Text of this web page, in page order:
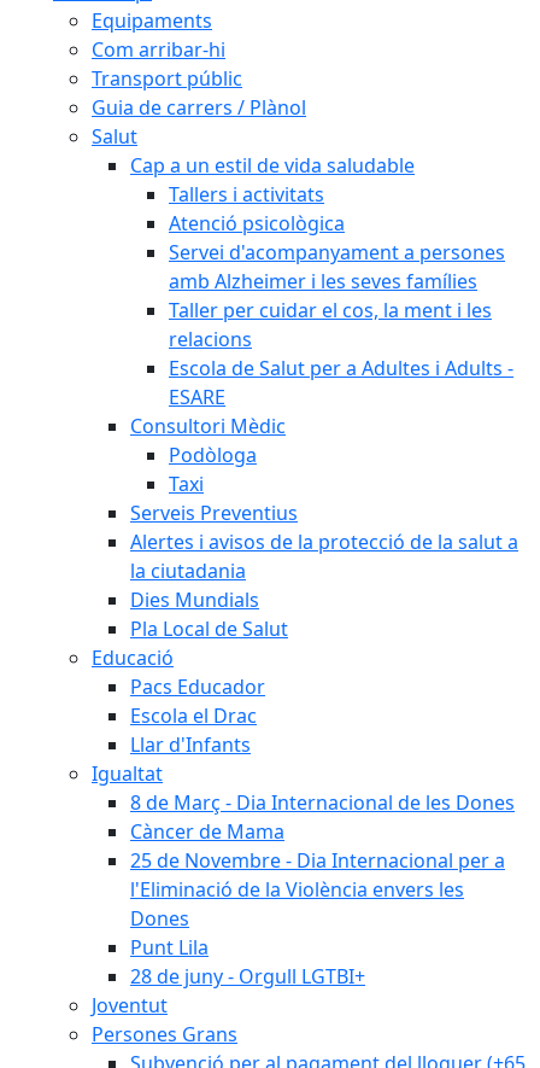
Equipaments
Com arribar-hi
Transport públic
Guia de carrers / Plànol
Salut
Cap a un estil de vida saludable
Tallers i activitats
Atenció psicològica
Servei d'acompanyament a persones
amb Alzheimer i les seves famílies
Taller per cuidar el cos, la ment i les
relacions
Escola de Salut per a Adultes i Adults -
ESARE
Consultori Mèdic
Podòloga
Taxi
Serveis Preventius
Alertes i avisos de la protecció de la salut a
la ciutadania
Dies Mundials
Pla Local de Salut
Educació
Pacs Educador
Escola el Drac
Llar d'Infants
Igualtat
8 de Març - Dia Internacional de les Dones
Càncer de Mama
25 de Novembre - Dia Internacional per a
l'Eliminació de la Violència envers les
Dones
Punt Lila
28 de juny - Orgull LGTBI+
Joventut
Persones Grans